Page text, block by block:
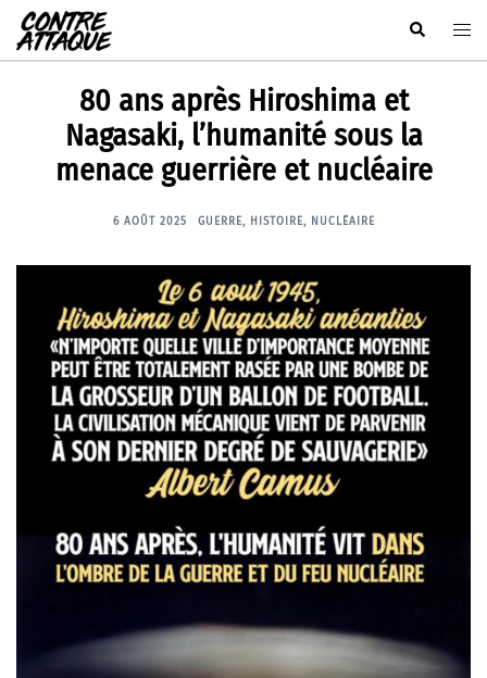
Aller
au
contenu
Rechercher
80 ans après Hiroshima et
Nagasaki, l’humanité sous la
menace guerrière et nucléaire
6 AOÛT 2025 GUERRE, HISTOIRE, NUCLÉAIRE